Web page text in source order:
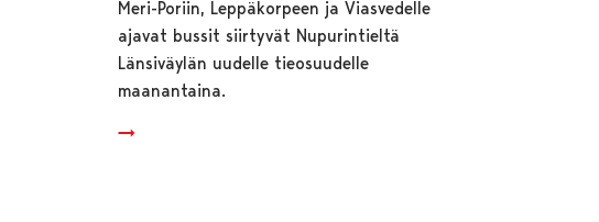
Meri-Poriin, Leppäkorpeen ja Viasvedelle
ajavat bussit siirtyvät Nupurintieltä
Länsiväylän uudelle tieosuudelle
maanantaina.